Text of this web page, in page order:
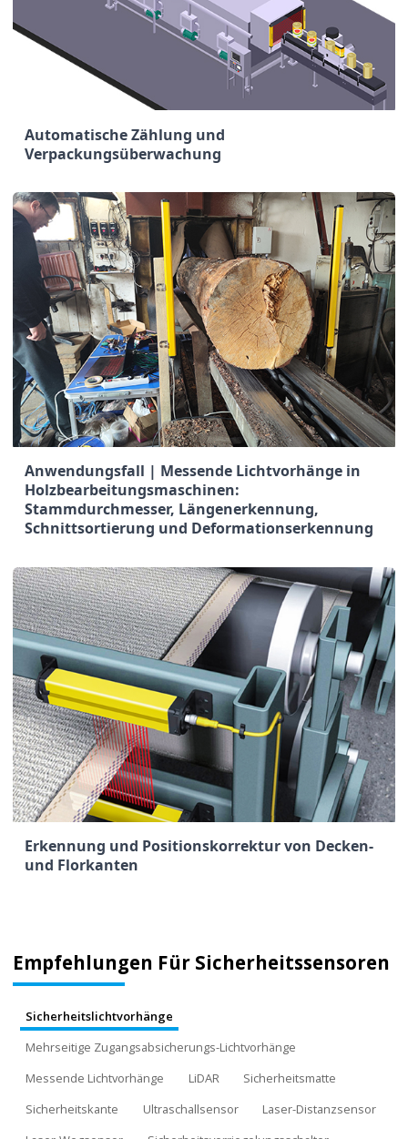
Automatische Zählung und
Verpackungsüberwachung
Anwendungsfall | Messende Lichtvorhänge in
Holzbearbeitungsmaschinen:
Stammdurchmesser, Längenerkennung,
Schnittsortierung und Deformationserkennung
Erkennung und Positionskorrektur von Decken-
und Florkanten
Empfehlungen Für Sicherheitssensoren
Sicherheitslichtvorhänge
Mehrseitige Zugangsabsicherungs-Lichtvorhänge
Messende Lichtvorhänge
LiDAR
Sicherheitsmatte
Sicherheitskante
Ultraschallsensor
Laser-Distanzsensor